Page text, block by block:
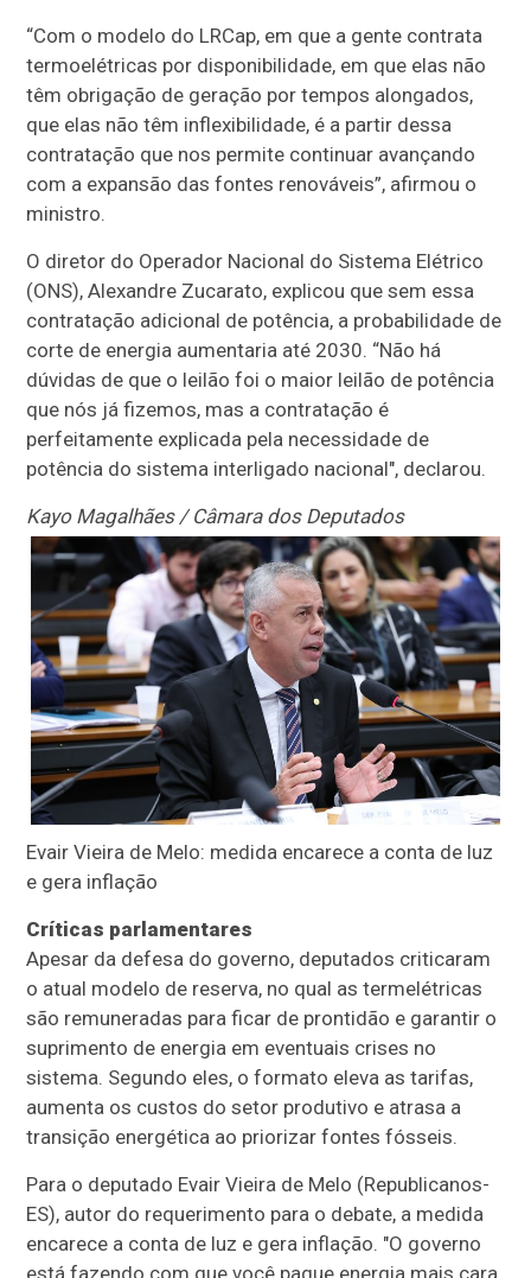
“Com o modelo do LRCap, em que a gente contrata
termoelétricas por disponibilidade, em que elas não
têm obrigação de geração por tempos alongados,
que elas não têm inflexibilidade, é a partir dessa
contratação que nos permite continuar avançando
com a expansão das fontes renováveis”, afirmou o
ministro.
O diretor do Operador Nacional do Sistema Elétrico
(ONS), Alexandre Zucarato, explicou que sem essa
contratação adicional de potência, a probabilidade de
corte de energia aumentaria até 2030. “Não há
dúvidas de que o leilão foi o maior leilão de potência
que nós já fizemos, mas a contratação é
perfeitamente explicada pela necessidade de
potência do sistema interligado nacional", declarou.
Kayo Magalhães / Câmara dos Deputados
Evair Vieira de Melo: medida encarece a conta de luz
e gera inflação
Críticas parlamentares
Apesar da defesa do governo, deputados criticaram
o atual modelo de reserva, no qual as termelétricas
são remuneradas para ficar de prontidão e garantir o
suprimento de energia em eventuais crises no
sistema. Segundo eles, o formato eleva as tarifas,
aumenta os custos do setor produtivo e atrasa a
transição energética ao priorizar fontes fósseis.
Para o deputado Evair Vieira de Melo (Republicanos-
ES), autor do requerimento para o debate, a medida
encarece a conta de luz e gera inflação. "O governo